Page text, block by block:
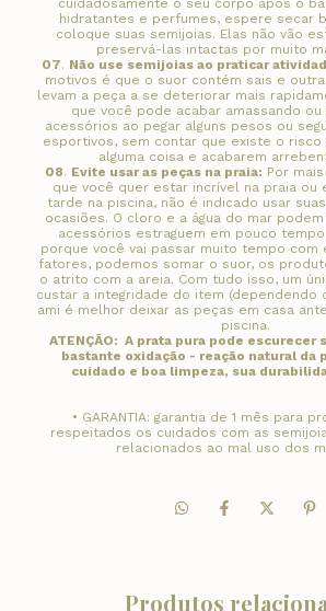
cuidadosamente o seu corpo após o
hidratantes e perfumes, espere secar
coloque suas semijoias. Elas não vão
preservá-las intactas por muito
07. Não use semijoias ao praticar
motivos é que o suor contém sais e
levam a peça a se deteriorar mais
que você pode acabar amassando
acessórios ao pegar alguns pesos ou
esportivos, sem contar que existe o
alguma coisa e acabarem
08. Evite usar as peças na praia: Por
que você quer estar incrível na praia ou
tarde na piscina, não é indicado usar
ocasiões. O cloro e a água do mar
acessórios estraguem em pouco
porque você vai passar muito tempo com
fatores, podemos somar o suor, os
o atrito com a areia. Com tudo isso, um
custar a integridade do item (dependendo
ami é melhor deixar as peças em casa
piscina.
ATENÇÃO: A prata pura pode escurecer
bastante oxidação - reação natural da
cuidado e boa limpeza, sua
• GARANTIA: garantia de 1 mês para
respeitados os cuidados com as
relacionados ao mal uso dos
Produtos